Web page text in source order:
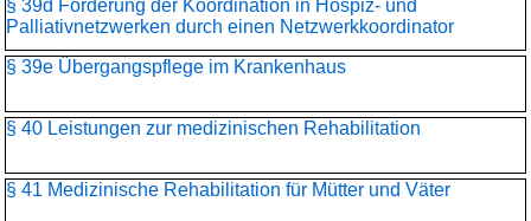
§ 39d Förderung der Koordination in Hospiz- und
Palliativnetzwerken durch einen Netzwerkkoordinator
§ 39e Übergangspflege im Krankenhaus
§ 40 Leistungen zur medizinischen Rehabilitation
§ 41 Medizinische Rehabilitation für Mütter und Väter